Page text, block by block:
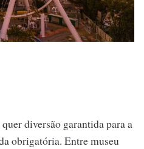
diversão garantida para a
obrigatória. Entre museu